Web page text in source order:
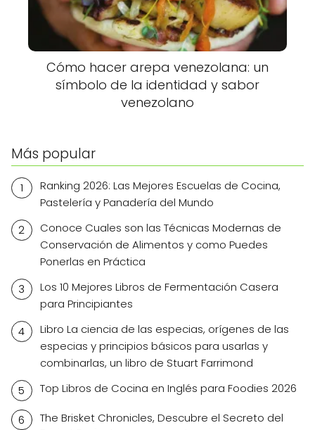
Cómo hacer arepa venezolana: un
símbolo de la identidad y sabor
venezolano
Más popular
Ranking 2026: Las Mejores Escuelas de Cocina,
Pastelería y Panadería del Mundo
Conoce Cuales son las Técnicas Modernas de
Conservación de Alimentos y como Puedes
Ponerlas en Práctica
Los 10 Mejores Libros de Fermentación Casera
para Principiantes
Libro La ciencia de las especias, orígenes de las
especias y principios básicos para usarlas y
combinarlas, un libro de Stuart Farrimond
Top Libros de Cocina en Inglés para Foodies 2026
The Brisket Chronicles, Descubre el Secreto del